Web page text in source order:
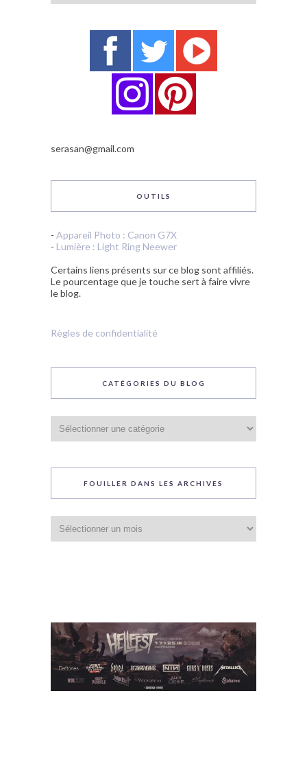
serasan@gmail.com
OUTILS
- Appareil Photo : Canon G7X
- Lumière : Light Ring Neewer
Certains liens présents sur ce blog sont affiliés.
Le pourcentage que je touche sert à faire vivre
le blog.
Règles de confidentialité
CATÉGORIES DU BLOG
du
blog
FOUILLER DANS LES ARCHIVES
dans
les